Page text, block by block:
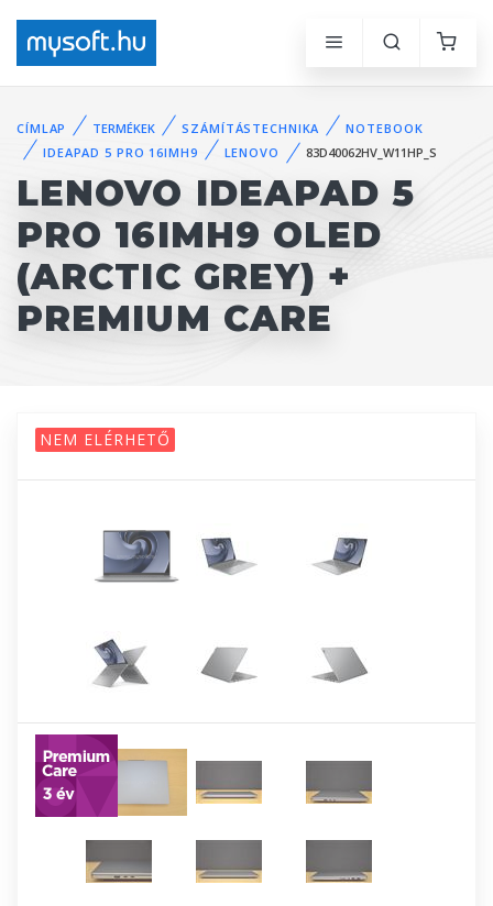
CÍMLAP TERMÉKEK SZÁMÍTÁSTECHNIKA
NOTEBOOK
IDEAPAD 5 PRO 16IMH9
LENOVO 83D40062HV_W11HP_S
LENOVO IDEAPAD 5
PRO 16IMH9 OLED
(ARCTIC GREY) +
PREMIUM CARE
NEM ELÉRHETŐ